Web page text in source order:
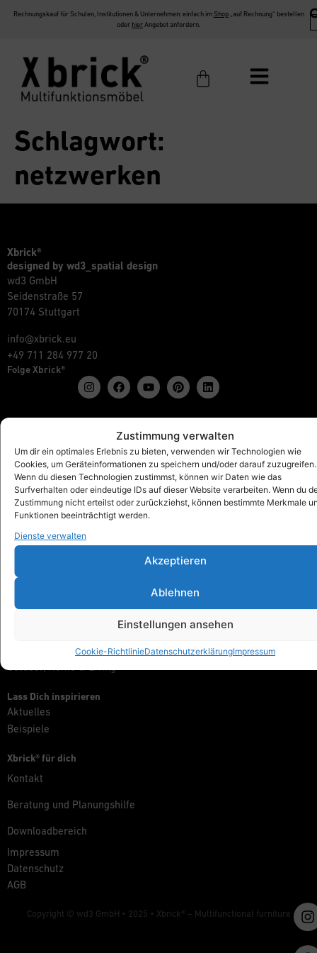
Zustimmung verwalten
Um dir ein optimales Erlebnis zu bieten, verwenden wir Technologien wie
Cookies, um Geräteinformationen zu speichern und/oder darauf zuzugreifen.
Wenn du diesen Technologien zustimmst, können wir Daten wie das
Surfverhalten oder eindeutige IDs auf dieser Website verarbeiten. Wenn du
Zustimmung nicht erteilst oder zurückziehst, können bestimmte Merkmale
Funktionen beeinträchtigt werden.
Dienste verwalten
Akzeptieren
Ablehnen
Einstellungen ansehen
Cookie-RichtlinieDatenschutzerklärungImpressum
Rechnungskauf für Schulen, Institutionen & Unternehmen: einfach im Shop„auf Rechnung“ bestellen
oder hier Angebot anfordern.
Schlagwort:
netzwerken
Xbrick®
designed by wd3_spatial design
wd3 GmbH
Seidenstraße 57
70174 Stuttgart
info@xbrick.eu
+49 711 284 977 20
Folge Xbrick®
Alles anzeigen
Xbrick® Das Original
Xbrick® Zubehör
Xbrick® Sets
Schulen & Kindergärten
Messe, Retail & Event
Outdoor, Home & Living
Lass Dich inspirieren
Aktuelles
Beispiele
Xbrick® für dich
Kontakt
Beratung und Planungshilfe
Downloadbereich
Impressum
Datenschutz
AGB
Copyright © wd3 GmbH • 2025 • Xbrick® – Multifunctional furniture